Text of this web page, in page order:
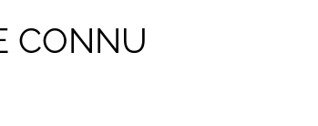
CONNU